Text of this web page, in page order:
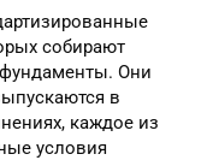
собирают
Они
в
каждое из
условия